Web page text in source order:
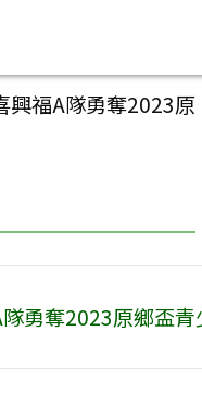
興福A隊勇奪2023原
勇奪2023原鄉盃